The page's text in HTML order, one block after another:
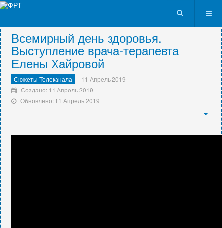
VK9562
Всемирный день здоровья.
Выступление врача-терапевта
Елены Хайровой
Сюжеты Телеканала
11 Апрель 2019
Создано: 11 Апрель 2019
Обновлено: 11 Апрель 2019